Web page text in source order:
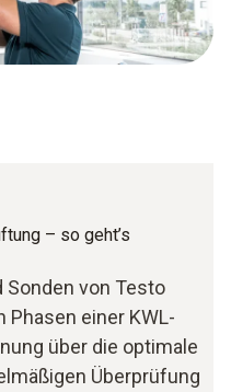
– so geht’s
von Testo
einer KWL-
über die optimale
Überprüfung